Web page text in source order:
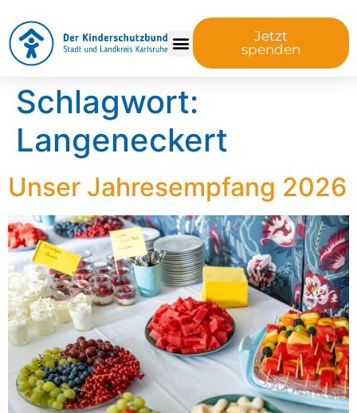
Jetzt
spenden
Schlagwort:
Langeneckert
Unser Jahresempfang 2026